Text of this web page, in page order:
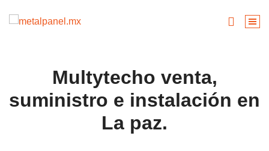
Multytecho venta,
suministro e instalación en
La paz.